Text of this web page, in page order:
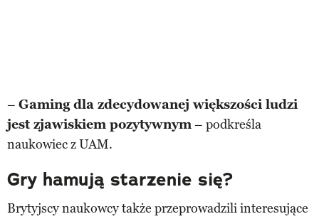
– Gaming dla zdecydowanej większości ludzi
jest zjawiskiem pozytywnym– podkreśla
naukowiec z UAM.
Gry hamują starzenie się?
Brytyjscy naukowcy także przeprowadzili interesujące